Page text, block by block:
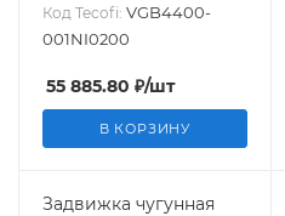
Код Tecofi: VGB4400-
001NI0200
55 885.80 ₽/шт
В КОРЗИНУ
Задвижка чугунная